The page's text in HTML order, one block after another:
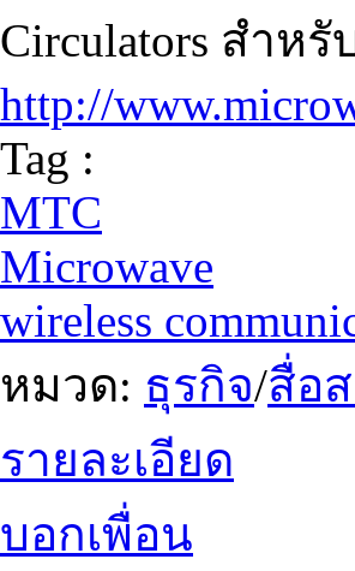
Circulators สำห
http://
Tag :
MTC
Microwave
wireless
หมวด: ธุรกิจ/สื่อ
รายละเอียด
บอกเพื่อน